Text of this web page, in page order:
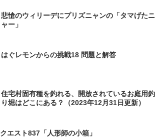
悲愴のウィリーデにプリズニャンの「タマげたニ
ャー」
はぐレモンからの挑戦18 問題と解答
住宅村固有種を釣れる、開放されているお庭用釣
り堀はどこにある？（2023年12月31日更新）
クエスト837「人形師の小箱」